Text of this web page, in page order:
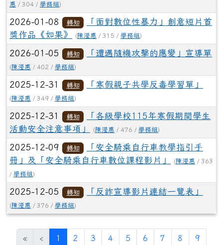
惠 / 304 / 學務組)
2026-01-08 轉知
「面對數位性暴力」創意短片首
獎作品《如果》
(陳瀅惠 / 315 / 學務組)
2026-01-05 轉知 「遭遇隨機攻擊的應變」宣導單
(陳瀅惠 / 402 / 學務組)
2025-12-31 轉知 「寒假親子共學反毒學習單」
(陳瀅惠 / 349 / 學務組)
2025-12-31 轉知
「各級學校115年寒假期間學生
活動安全注意事項」
(陳瀅惠 / 476 / 學務組)
2025-12-09 轉知
「安全騎乘自行車教學指引手
冊」及「安全騎乘自行車數位課程影片」
(陳瀅惠 / 363
/ 學務組)
2025-12-05 轉知 「反詐宣導影片連結一覽表」
(陳瀅惠 / 376 / 學務組)
« ‹ 1 (目前頁次)
2 3 4 5 6 7 8 9